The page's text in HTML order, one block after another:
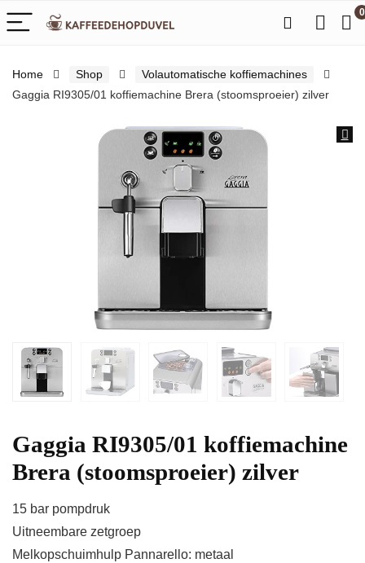
0
Home Shop
Volautomatische koffiemachines
Gaggia RI9305/01 koffiemachine Brera (stoomsproeier) zilver
Gaggia RI9305/01 koffiemachine
Brera (stoomsproeier) zilver
15 bar pompdruk
Uitneembare zetgroep
Melkopschuimhulp Pannarello: metaal